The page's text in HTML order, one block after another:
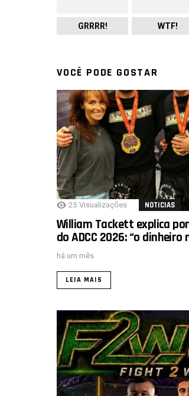
GRRRR! WTF!
VOCÊ PODE GOSTAR
25 Visualizações NOTICIAS
William Tackett explica
do ADCC 2026: “o dinheiro
há um mês
LEIA MAIS